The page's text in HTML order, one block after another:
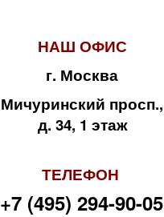
НАШ ОФИС
г. Москва
Мичуринский просп.,
д. 34, 1 этаж
ТЕЛЕФОН
+7 (495) 294-90-05